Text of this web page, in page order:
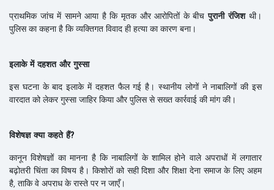
प्राथमिक जांच में सामने आया है कि मृतक और आरोपितों के बीचपुरानी रंजिशथी।
पुलिस का कहना है कि व्यक्तिगत विवाद ही हत्या का कारण बना।
इलाके में दहशत और गुस्सा
इस घटना के बाद इलाके में दहशत फैल गई है। स्थानीय लोगों ने नाबालिगों की इस
वारदात को लेकर गुस्सा जाहिर किया और पुलिस से सख्त कार्रवाई की मांग की।
विशेषज्ञ क्या कहते हैं?
कानून विशेषज्ञों का मानना है कि नाबालिगों के शामिल होने वाले अपराधों में लगातार
बढ़ोतरी चिंता का विषय है। किशोरों को सही दिशा और शिक्षा देना समाज के लिए अहम
है, ताकि वे अपराध के रास्ते पर न जाएँ।